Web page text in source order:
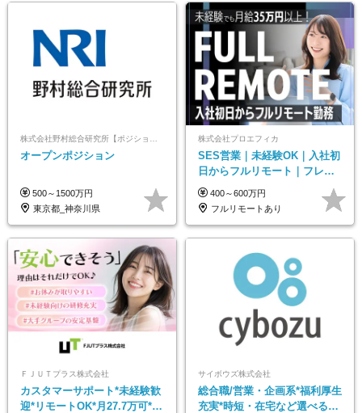
オープンポジション
500～1500万円
東京都_神奈川県
株式会社プロエフィカ
SES営業｜未経験OK｜入社初
日からフルリモート｜フレッ
クス可｜残業月平均10h以下｜
事業立ち上げメンバー
400～600万円
フルリモートあり
ＦＪＵＴプラス株式会社
カスタマーサポート*未経験歓
迎*リモートOK*月27.7万可*賞
サイボウズ株式会社
総合職/営業・企画系*福利厚生
充実*時短・在宅など選べる働